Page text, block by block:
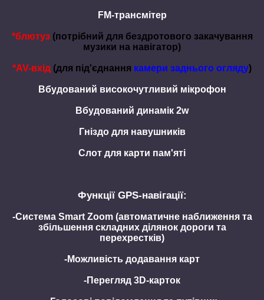
FM-трансмітер
*блютуз (потрібний для бездротового закачування
музики на навігатор)
*AV-вхід (для під'єднання камери заднього огляду)
Вбудований високочутливий мікрофон
Вбудований динамік 2w
Гніздо для навушників
Слот для карти пам'яті
Функції GPS-навігації:
-Система Smart Zoom (автоматичне наближення та
збільшення складних ділянок дороги та
перехрестків)
-Можливість додавання карт
-Перегляд 3D-карток